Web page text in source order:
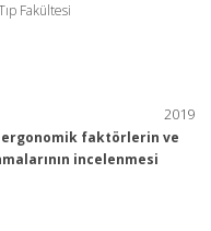
Fakültesi
2019
ergonomik faktörlerin ve
incelenmesi